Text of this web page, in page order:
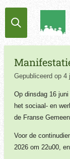
Ga
direct
de
hoofdinhoud
Gepubliceerd op 4
Op dinsdag 16
het sociaal- en
de Franse
Voor de
2026 om 22u00,